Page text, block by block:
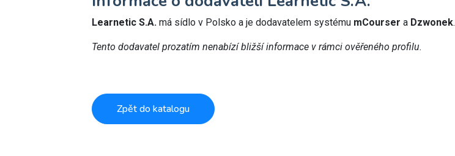
Learnetic S.A. má sídlo v Polsko a je dodavatelem systému mCourser a Dzwonek.
Tento dodavatel prozatím nenabízí bližší informace v rámci ověřeného profilu.
Zpět do katalogu